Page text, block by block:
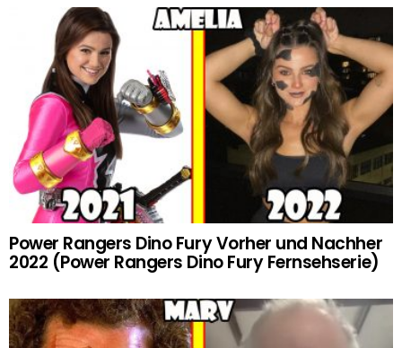
Power Rangers Dino Fury Vorher und Nachher
2022 (Power Rangers Dino Fury Fernsehserie)